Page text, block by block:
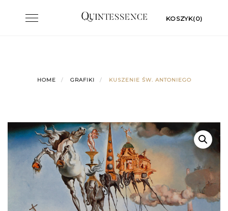
Toggle KOSZYK(0)
HOME GRAFIKI KUSZENIE ŚW. ANTONIEGO